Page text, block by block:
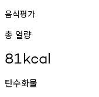
음식평가
총 열량
81kcal
탄수화물